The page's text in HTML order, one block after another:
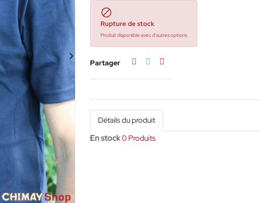

Rupture de stock
Produit disponible avec d'autres options
Partager
Détails du produit
En stock0 Produits